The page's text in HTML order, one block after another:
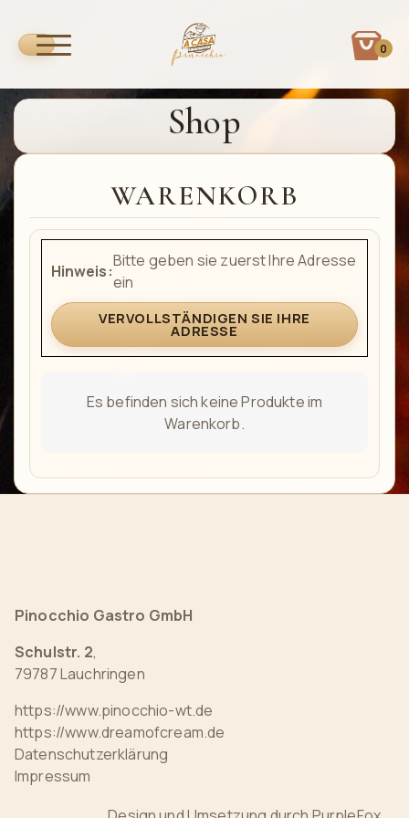
0
Shop
WARENKORB
Hinweis:
Bitte geben sie zuerst Ihre Adresse
ein
VERVOLLSTÄNDIGEN SIE IHRE
ADRESSE
Es befinden sich keine Produkte im
Warenkorb.
Pinocchio Gastro GmbH
Schulstr. 2,
79787 Lauchringen
https://www.pinocchio-wt.de
https://www.dreamofcream.de
Datenschutzerklärung
Impressum